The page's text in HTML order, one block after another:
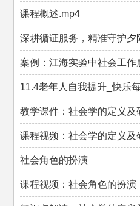
课程概述.mp4
社会角色的扮演
课程视频：社会角色的扮演